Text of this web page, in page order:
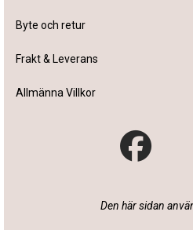
Byte och retur
Frakt & Leverans
Allmänna Villkor
Den här sidan